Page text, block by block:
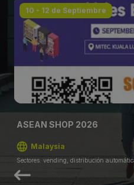
10 - 12 de Septiembre
ASEAN SHOP 2026
Malaysia
Sectores: vending, distribución